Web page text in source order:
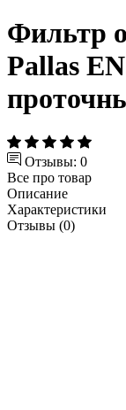
Фильтр
Pallas
Отзывы: 0
Все про товар
Описание
Характеристики
Отзывы (0)